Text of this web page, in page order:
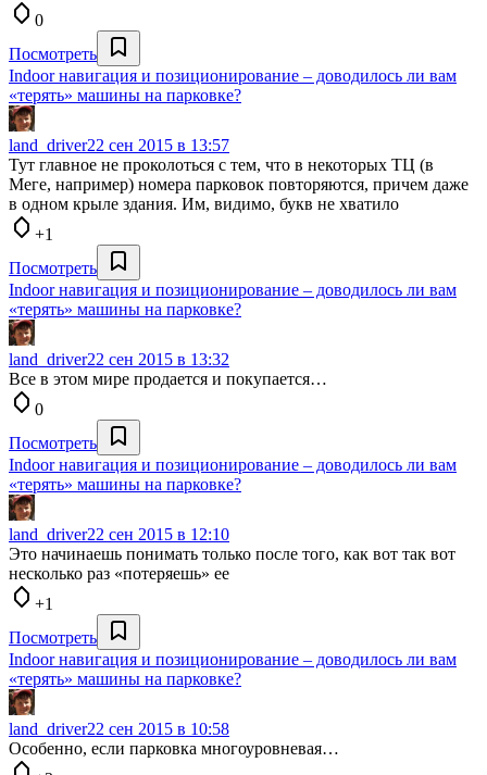
0
Посмотреть
Indoor навигация и позиционирование – доводилось ли вам
«терять» машины на парковке?
land_driver22 сен 2015 в 13:57
Тут главное не проколоться с тем, что в некоторых ТЦ (в
Меге, например) номера парковок повторяются, причем даже
в одном крыле здания. Им, видимо, букв не хватило
+1
Посмотреть
Indoor навигация и позиционирование – доводилось ли вам
«терять» машины на парковке?
land_driver22 сен 2015 в 13:32
Все в этом мире продается и покупается…
0
Посмотреть
Indoor навигация и позиционирование – доводилось ли вам
«терять» машины на парковке?
land_driver22 сен 2015 в 12:10
Это начинаешь понимать только после того, как вот так вот
несколько раз «потеряешь» ее
+1
Посмотреть
Indoor навигация и позиционирование – доводилось ли вам
«терять» машины на парковке?
land_driver22 сен 2015 в 10:58
Особенно, если парковка многоуровневая…